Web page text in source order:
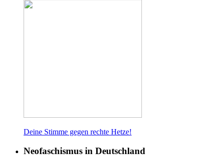
Deine Stimme gegen rechte Hetze!
Neofaschismus in Deutschland